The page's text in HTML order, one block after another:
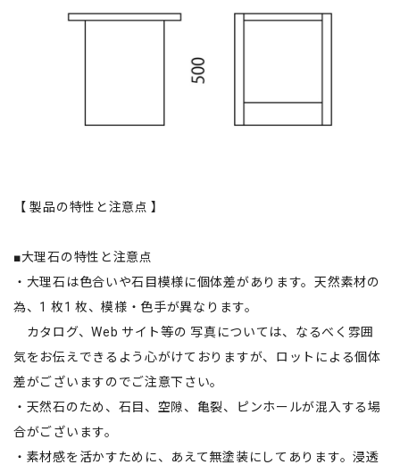
【 製品の特性と注意点 】
■大理石の特性と注意点
・大理石は色合いや石目模様に個体差があります。天然素材の
為、1 枚1 枚、模様・色手が異なります。
カタログ、Web サイト等の 写真については、なるべく雰囲
気をお伝えできるよう心がけておりますが、ロットによる個体
差がございますのでご注意下さい。
・天然石のため、石目、空隙、亀裂、ピンホールが混入する場
合がございます。
・素材感を活かすために、あえて無塗装にしてあります。浸透